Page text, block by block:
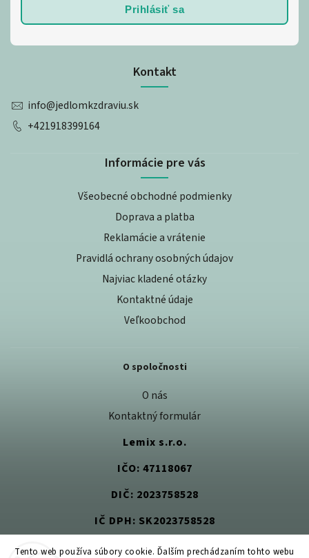
Tento web používa súbory cookie. Ďalším prechádzaním tohto webu
Kontakt
info@jedlomkzdraviu.sk
+421918399164
Informácie pre vás
Všeobecné obchodné podmienky
Doprava a platba
Reklamácie a vrátenie
Pravidlá ochrany osobných údajov
Najviac kladené otázky
Kontaktné údaje
Veľkoobchod
O spoločnosti
O nás
Kontaktný formulár
Lemix s.r.o.
IČO: 47118067
DIČ: 2023758528
IČ DPH: SK2023758528
Prihlásiť sa